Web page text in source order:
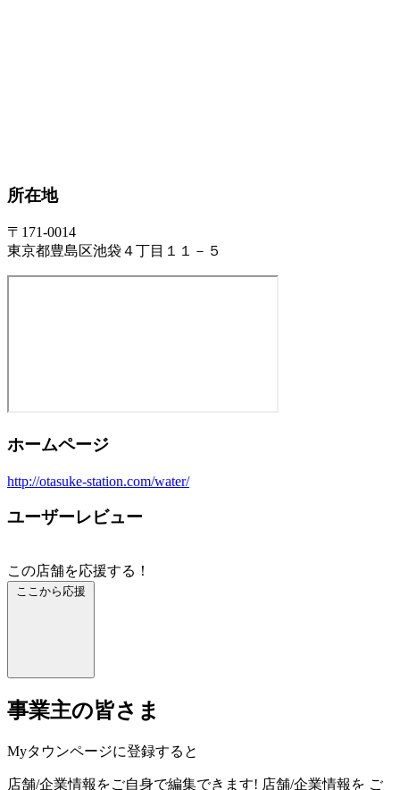
所在地
〒171-0014
東京都豊島区池袋４丁目１１－５
ホームページ
http://otasuke-station.com/water/
ユーザーレビュー
この店舗を応援する！
ここから応援
事業主の皆さま
Myタウンページに登録すると
店舗/企業情報をご自身で編集できます! 店舗/企業情報を ご